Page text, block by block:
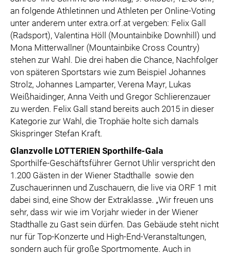
an folgende Athletinnen und Athleten per Online-Voting
unter anderem unter extra.orf.at vergeben: Felix Gall
(Radsport), Valentina Höll (Mountainbike Downhill) und
Mona Mitterwallner (Mountainbike Cross Country)
stehen zur Wahl. Die drei haben die Chance, Nachfolger
von späteren Sportstars wie zum Beispiel Johannes
Strolz, Johannes Lamparter, Verena Mayr, Lukas
Weißhaidinger, Anna Veith und Gregor Schlierenzauer
zu werden. Felix Gall stand bereits auch 2015 in dieser
Kategorie zur Wahl, die Trophäe holte sich damals
Skispringer Stefan Kraft.
Glanzvolle LOTTERIEN Sporthilfe-Gala
Sporthilfe-Geschäftsführer Gernot Uhlir verspricht den
1.200 Gästen in der Wiener Stadthalle sowie den
Zuschauerinnen und Zuschauern, die live via ORF 1 mit
dabei sind, eine Show der Extraklasse. „Wir freuen uns
sehr, dass wir wie im Vorjahr wieder in der Wiener
Stadthalle zu Gast sein dürfen. Das Gebäude steht nicht
nur für Top-Konzerte und High-End-Veranstaltungen,
sondern auch für große Sportmomente. Auch in